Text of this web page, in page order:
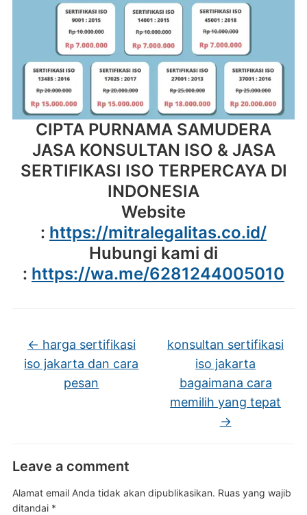
CIPTA PURNAMA SAMUDERA
JASA KONSULTAN ISO & JASA
SERTIFIKASI ISO TERPERCAYA DI
INDONESIA
Website
: https://mitralegalitas.co.id/
Hubungi kami di
: https://wa.me/6281244005010
← harga sertifikasi
iso jakarta dan cara
pesan
konsultan sertifikasi
iso jakarta
bagaimana cara
memilih yang tepat
→
Leave a comment
Alamat email Anda tidak akan dipublikasikan. Ruas yang wajib
ditandai *